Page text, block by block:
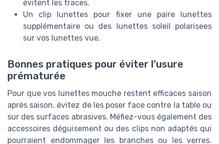
évitent les traces.
Un clip lunettes pour fixer une paire lunettes
supplémentaire ou des lunettes soleil polarisees
sur vos lunettes vue.
Bonnes pratiques pour éviter l’usure
prématurée
Pour que vos lunettes mouche restent efficaces saison
après saison, évitez de les poser face contre la table ou
sur des surfaces abrasives. Méfiez-vous également des
accessoires déguisement ou des clips non adaptés qui
pourraient endommager les branches ou les verres.